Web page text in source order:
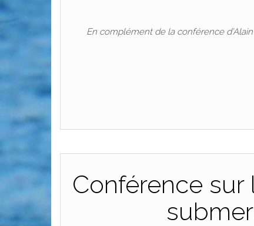
En complément de la conférence
Conférence sur